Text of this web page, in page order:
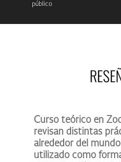
público
Curso teórico en
revisan distintas
alrededor del
utilizado como